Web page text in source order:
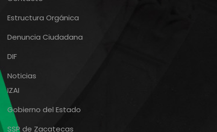
Estructura Orgánica
Denuncia Ciudadana
DIF
Noticias
IZAI
Gobierno del Estado
SSP de Zacatecas